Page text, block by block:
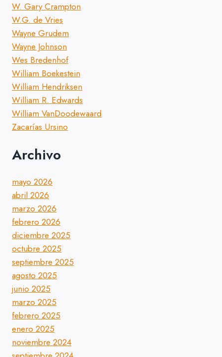
W. Gary Crampton
W.G. de Vries
Wayne Grudem
Wayne Johnson
Wes Bredenhof
William Boekestein
William Hendriksen
William R. Edwards
William VanDoodewaard
Zacarías Ursino
Archivo
mayo 2026
abril 2026
marzo 2026
febrero 2026
diciembre 2025
octubre 2025
septiembre 2025
agosto 2025
junio 2025
marzo 2025
febrero 2025
enero 2025
noviembre 2024